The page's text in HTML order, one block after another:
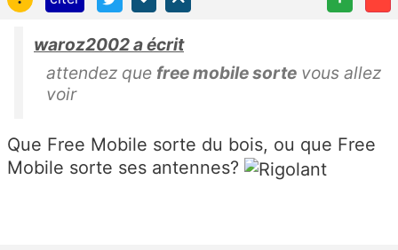
waroz2002 a écrit
attendez que free mobile sorte vous allez
voir
Que Free Mobile sorte du bois, ou que Free
Mobile sorte ses antennes?